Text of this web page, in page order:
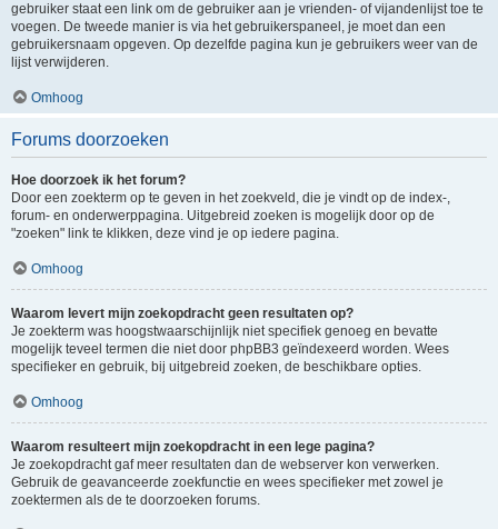
gebruiker staat een link om de gebruiker aan je vrienden- of vijandenlijst toe te
voegen. De tweede manier is via het gebruikerspaneel, je moet dan een
gebruikersnaam opgeven. Op dezelfde pagina kun je gebruikers weer van de
lijst verwijderen.
Omhoog
Forums doorzoeken
Hoe doorzoek ik het forum?
Door een zoekterm op te geven in het zoekveld, die je vindt op de index-,
forum- en onderwerppagina. Uitgebreid zoeken is mogelijk door op de
"zoeken" link te klikken, deze vind je op iedere pagina.
Omhoog
Waarom levert mijn zoekopdracht geen resultaten op?
Je zoekterm was hoogstwaarschijnlijk niet specifiek genoeg en bevatte
mogelijk teveel termen die niet door phpBB3 geïndexeerd worden. Wees
specifieker en gebruik, bij uitgebreid zoeken, de beschikbare opties.
Omhoog
Waarom resulteert mijn zoekopdracht in een lege pagina?
Je zoekopdracht gaf meer resultaten dan de webserver kon verwerken.
Gebruik de geavanceerde zoekfunctie en wees specifieker met zowel je
zoektermen als de te doorzoeken forums.